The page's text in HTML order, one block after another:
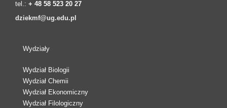
tel.: + 48 58 523 20 27
dziekmf@ug.edu.pl
Wydziały
Wydział Biologii
Wydział Chemii
Wydział Ekonomiczny
Wydział Filologiczny